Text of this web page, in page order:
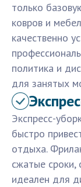
только
ковров и
качественно
политика и
для занятых
Экспресс-
быстро
отдыха.
сжатые сроки,
идеален для